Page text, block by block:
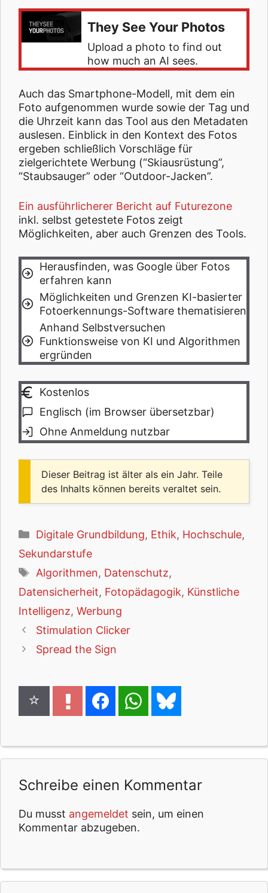
They See Your Photos
Upload a photo to find out
how much an AI sees.
Auch das Smartphone-Modell, mit dem ein
Foto aufgenommen wurde sowie der Tag und
die Uhrzeit kann das Tool aus den Metadaten
auslesen. Einblick in den Kontext des Fotos
ergeben schließlich Vorschläge für
zielgerichtete Werbung (“Skiausrüstung”,
“Staubsauger” oder “Outdoor-Jacken”.
Ein ausführlicherer Bericht auf Futurezone
inkl. selbst getestete Fotos zeigt
Möglichkeiten, aber auch Grenzen des Tools.
Herausfinden, was Google über Fotos
erfahren kann
Möglichkeiten und Grenzen KI-basierter
Fotoerkennungs-Software thematisieren
Anhand Selbstversuchen
Funktionsweise von KI und Algorithmen
ergründen
Kostenlos
Englisch (im Browser übersetzbar)
Ohne Anmeldung nutzbar
Dieser Beitrag ist älter als ein Jahr. Teile
des Inhalts können bereits veraltet sein.
Kategorien
Digitale Grundbildung, Ethik, Hochschule,
Sekundarstufe
Schlagwörter
Algorithmen, Datenschutz,
Datensicherheit, Fotopädagogik, Künstliche
Intelligenz, Werbung
Stimulation Clicker
Spread the Sign
Schreibe einen Kommentar
Du musst angemeldet sein, um einen
Kommentar abzugeben.